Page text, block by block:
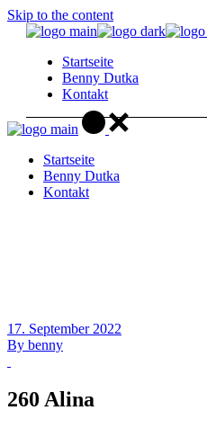
Skip to the content
Startseite
Benny Dutka
Kontakt
Startseite
Benny Dutka
Kontakt
17. September 2022
By benny
260 Alina